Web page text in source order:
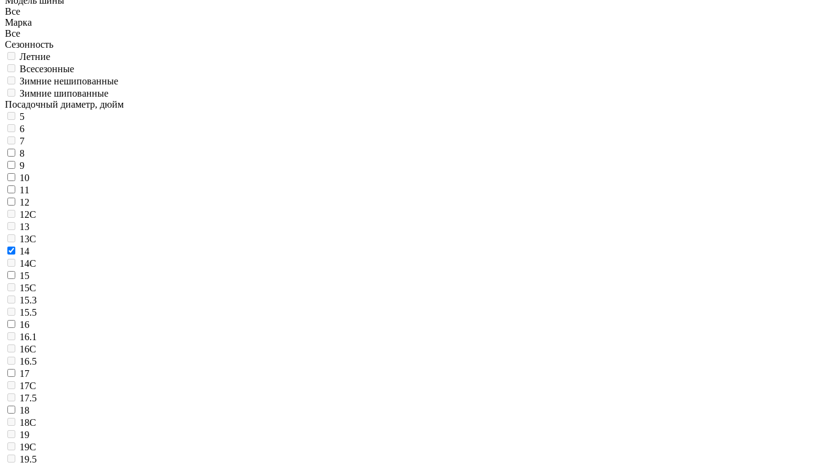
Все
Марка
Все
Сезонность
Летние
Всесезонные
Зимние нешипованные
Зимние шипованные
Посадочный диаметр, дюйм
5
6
7
8
9
10
11
12
12C
13
13C
14
14C
15
15C
15.3
15.5
16
16.1
16C
16.5
17
17C
17.5
18
18C
19
19C
19.5